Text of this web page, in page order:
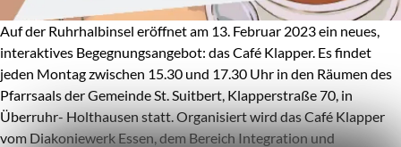
Auf der Ruhrhalbinsel eröffnet am 13. Februar 2023 ein neues,
interaktives Begegnungsangebot: das Café Klapper. Es findet
jeden Montag zwischen 15.30 und 17.30 Uhr in den Räumen des
Pfarrsaals der Gemeinde St. Suitbert, Klapperstraße 70, in
Überruhr- Holthausen statt. Organisiert wird das Café Klapper
vom Diakoniewerk Essen, dem Bereich Integration und